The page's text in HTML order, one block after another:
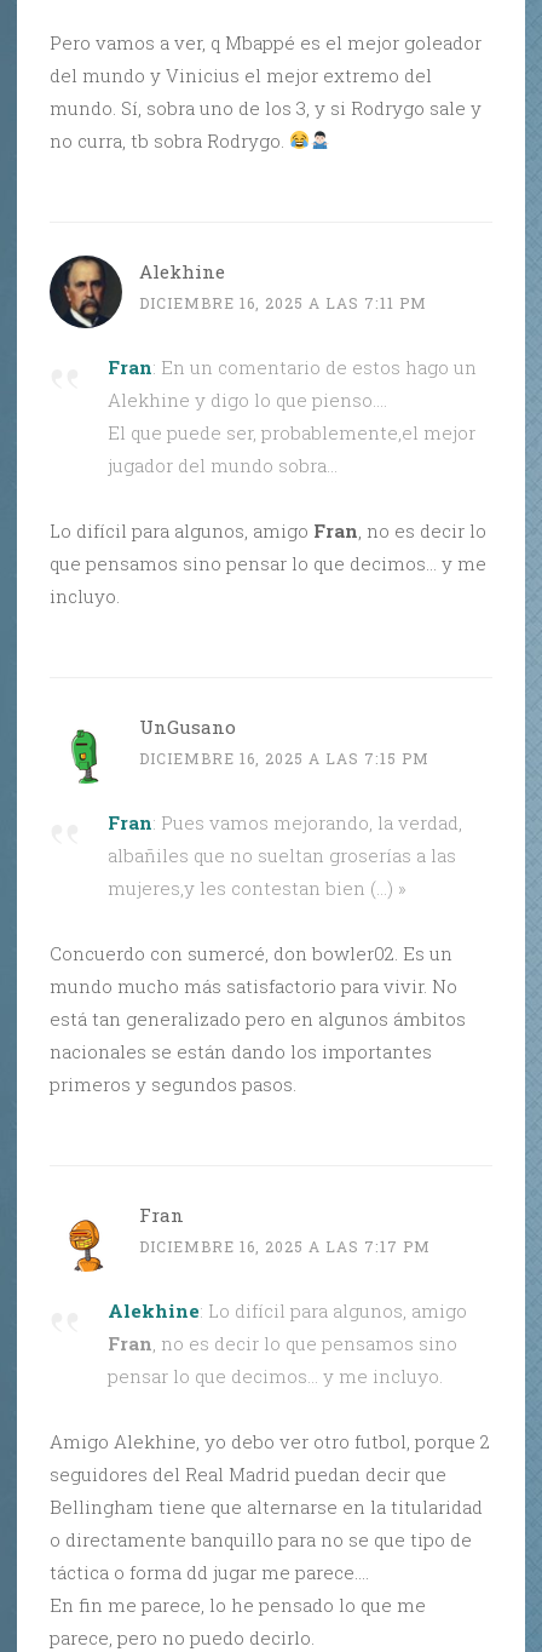
Pero vamos a ver, q Mbappé es el mejor goleador
del mundo y Vinicius el mejor extremo del
mundo. Sí, sobra uno de los 3, y si Rodrygo sale y
no curra, tb sobra Rodrygo.
Alekhine
DICIEMBRE 16, 2025 A LAS 7:11 PM
Fran: En un comentario de estos hago un
Alekhine y digo lo que pienso….
El que puede ser, probablemente,el mejor
jugador del mundo sobra…
Lo difícil para algunos, amigo Fran , no es decir lo
que pensamos sino pensar lo que decimos… y me
incluyo.
UnGusano
DICIEMBRE 16, 2025 A LAS 7:15 PM
Fran: Pues vamos mejorando, la verdad,
albañiles que no sueltan groserías a las
mujeres,y les contestan bien (…) »
Concuerdo con sumercé, don bowler02. Es un
mundo mucho más satisfactorio para vivir. No
está tan generalizado pero en algunos ámbitos
nacionales se están dando los importantes
primeros y segundos pasos.
Fran
DICIEMBRE 16, 2025 A LAS 7:17 PM
Alekhine: Lo difícil para algunos, amigo
Fran , no es decir lo que pensamos sino
pensar lo que decimos… y me incluyo.
Amigo Alekhine, yo debo ver otro futbol, porque 2
seguidores del Real Madrid puedan decir que
Bellingham tiene que alternarse en la titularidad
o directamente banquillo para no se que tipo de
táctica o forma dd jugar me parece….
En fin me parece, lo he pensado lo que me
parece, pero no puedo decirlo.